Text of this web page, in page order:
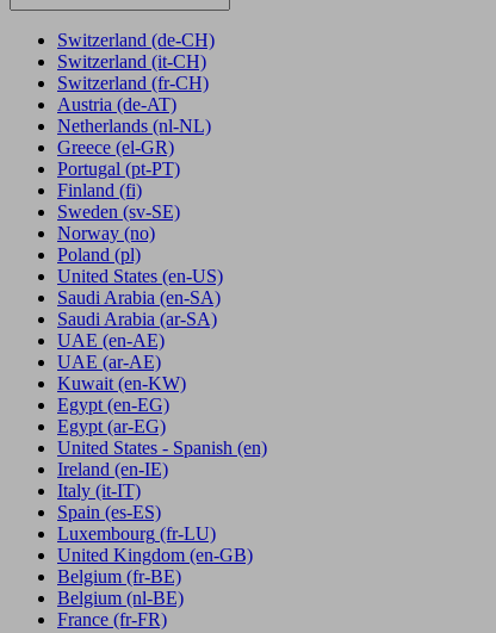
Switzerland (de-CH)
Switzerland (it-CH)
Switzerland (fr-CH)
Austria (de-AT)
Netherlands (nl-NL)
Greece (el-GR)
Portugal (pt-PT)
Finland (fi)
Sweden (sv-SE)
Norway (no)
Poland (pl)
United States (en-US)
Saudi Arabia (en-SA)
Saudi Arabia (ar-SA)
UAE (en-AE)
UAE (ar-AE)
Kuwait (en-KW)
Egypt (en-EG)
Egypt(ar-EG)
United States - Spanish (en)
Ireland (en-IE)
Italy (it-IT)
Spain (es-ES)
Luxembourg (fr-LU)
United Kingdom (en-GB)
Belgium (fr-BE)
Belgium (nl-BE)
France (fr-FR)